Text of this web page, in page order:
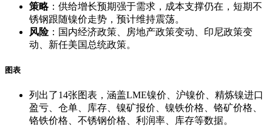
策略：供给增长预期强于需求，成本支撑仍在，短期不
锈钢跟随镍价走势，预计维持震荡。
风险：国内经济政策、房地产政策变动、印尼政策变
动、新任美国总统政策。
图表
列出了14张图表，涵盖LME镍价、沪镍价、精炼镍进口
盈亏、仓单、库存、镍矿报价、镍铁价格、铬矿价格、
铬铁价格、不锈钢价格、利润率、库存等数据。